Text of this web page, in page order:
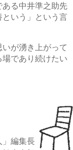
る中井準之助先
いう」という言
が湧き上がって
であり続けたい
」編集長